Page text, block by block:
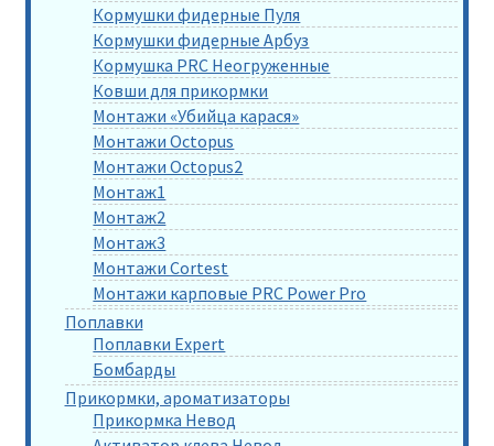
Кормушки фидерные Пуля
Кормушки фидерные Арбуз
Кормушка PRC Неогруженные
Ковши для прикормки
Монтажи «Убийца карася»
Монтажи Octopus
Монтажи Octopus2
Монтаж1
Монтаж2
Монтаж3
Монтажи Cortest
Монтажи карповые PRC Power Pro
Поплавки
Поплавки Expert
Бомбарды
Прикормки, ароматизаторы
Прикормка Невод